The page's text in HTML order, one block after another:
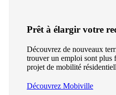
Prêt à élargir votre
Découvrez de nouveaux
trouver un emploi sont plus
projet de mobilité
Découvrez Mobiville